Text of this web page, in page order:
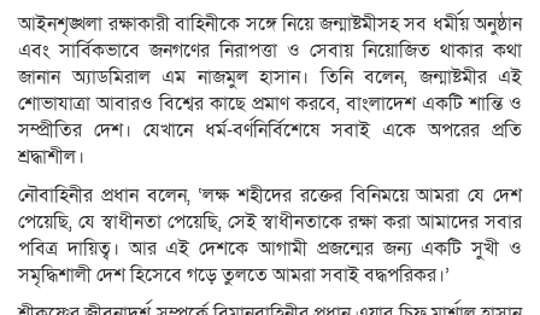
আইনশৃঙ্খলা রক্ষাকারী বাহিনীকে সঙ্গে নিয়ে জন্মাষ্টমীসহ সব ধর্মীয় অনুষ্ঠান
এবং সার্বিকভাবে জনগণের নিরাপত্তা ও সেবায় নিয়োজিত থাকার কথা
জানান অ্যাডমিরাল এম নাজমুল হাসান। তিনি বলেন, জন্মাষ্টমীর এই
শোভাযাত্রা আবারও বিশ্বের কাছে প্রমাণ করবে, বাংলাদেশ একটি শান্তি ও
সম্প্রীতির দেশ। যেখানে ধর্ম-বর্ণনির্বিশেষে সবাই একে অপরের প্রতি
শ্রদ্ধাশীল।
নৌবাহিনীর প্রধান বলেন, ‘লক্ষ শহীদের রক্তের বিনিময়ে আমরা যে দেশ
পেয়েছি, যে স্বাধীনতা পেয়েছি, সেই স্বাধীনতাকে রক্ষা করা আমাদের সবার
পবিত্র দায়িত্ব। আর এই দেশকে আগামী প্রজন্মের জন্য একটি সুখী ও
সমৃদ্ধিশালী দেশ হিসেবে গড়ে তুলতে আমরা সবাই বদ্ধপরিকর।’